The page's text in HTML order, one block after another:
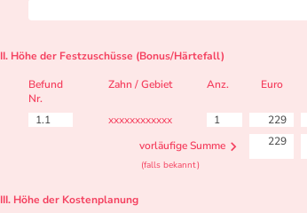
II. Höhe der Festzuschüsse (Bonus/Härtefall)
Befund
Nr.
Zahn / Gebiet Anz. Euro
1.1 xxxxxxxxxxxx 1 229
vorläufige Summe
229
(falls bekannt)
III. Höhe der Kostenplanung